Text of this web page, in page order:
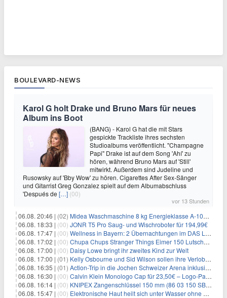
BOULEVARD-NEWS
Karol G holt Drake und Bruno Mars für neues
Album ins Boot
(BANG) - Karol G hat die mit Stars
gespickte Trackliste ihres sechsten
Studioalbums veröffentlicht. "Champagne
Papi" Drake ist auf dem Song 'Ahí' zu
hören, während Bruno Mars auf 'Still'
mitwirkt. Außerdem sind Judeline und
Rusowsky auf 'Bby Wow' zu hören. Cigarettes After Sex-Sänger
und Gitarrist Greg Gonzalez spielt auf dem Albumabschluss
'Después de […] (00)
vor 13 Stunden
06.08. 20:46 | (02) Midea Waschmaschine 8 kg Energieklasse A-10% 1400 U/Min für 289,97€
06.08. 18:33 | (00) JONR T5 Pro Saug- und Wischroboter für 194,99€
06.08. 17:47 | (00) Wellness in Bayern: 2 Übernachtungen im DAS LUDWIG Sports Resort inkl. HP + Wellness ab 174€ p.P.
06.08. 17:02 | (00) Chupa Chups Stranger Things Eimer 150 Lutscher für 21,95€
06.08. 17:00 | (00) Daisy Lowe bringt ihr zweites Kind zur Welt
06.08. 17:00 | (01) Kelly Osbourne und Sid Wilson sollen ihre Verlobung gelöst haben
06.08. 16:35 | (01) Action-Trip in die Jochen Schweizer Arena inklusive Premium Hotel und Frühstück ab 59€ p.P.
06.08. 16:30 | (00) Calvin Klein Monologo Cap für 23,50€ – Logo-Patch, Baumwolle
06.08. 16:14 | (00) KNIPEX Zangenschlüssel 150 mm (86 03 150 SB) für 35,99€
06.08. 15:47 | (00) Elektronische Haut heilt sich unter Wasser ohne Strom